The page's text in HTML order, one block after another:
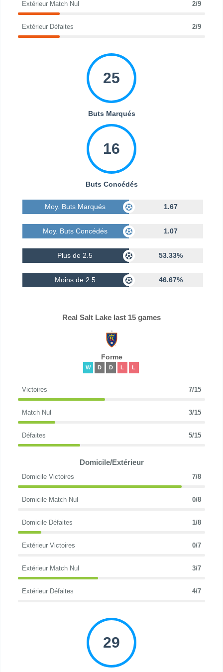
Extérieur Match Nul 2/9
Extérieur Défaites 2/9
25
Buts Marqués
16
Buts Concédés
Moy. Buts Marqués 1.67
Moy. Buts Concédés 1.07
Plus de 2.5 53.33%
Moins de 2.5 46.67%
Real Salt Lake last 15 games
Forme
W D D L L
Victoires 7/15
Match Nul 3/15
Défaites 5/15
Domicile/Extérieur
Domicile Victoires 7/8
Domicile Match Nul 0/8
Domicile Défaites 1/8
Extérieur Victoires 0/7
Extérieur Match Nul 3/7
Extérieur Défaites 4/7
29